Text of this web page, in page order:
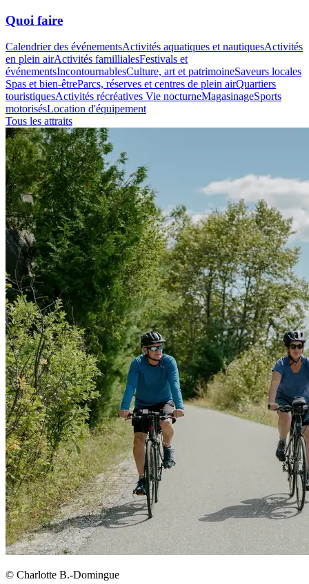
Quoi faire
Calendrier des événementsActivités aquatiques et nautiquesActivités
en plein airActivités famillialesFestivals et
événementsIncontournablesCulture, art et patrimoineSaveurs locales
Spas et bien-êtreParcs, réserves et centres de plein airQuartiers
touristiquesActivités récréatives Vie nocturneMagasinageSports
motorisésLocation d'équipement
Tous les attraits
© Charlotte B.-Domingue